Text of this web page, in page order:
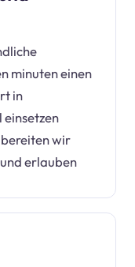
minuten einen
in
bereiten wir
erlauben